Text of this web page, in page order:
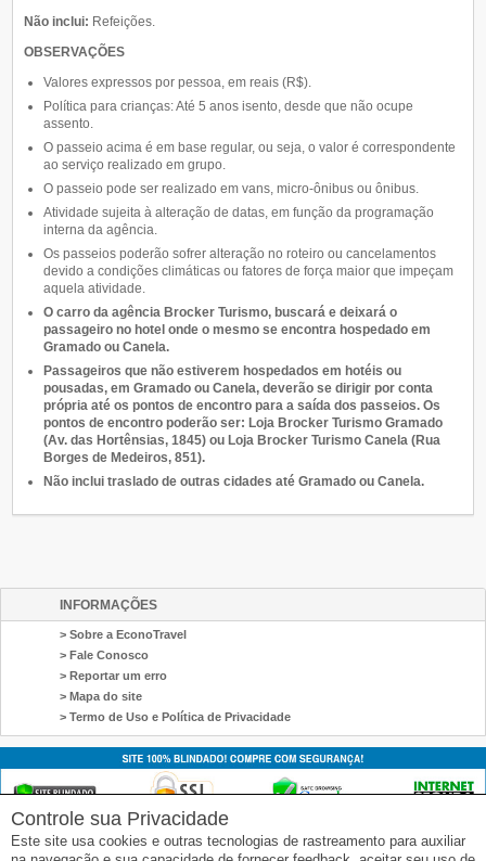
Não inclui: Refeições.
OBSERVAÇÕES
Valores expressos por pessoa, em reais (R$).
Política para crianças: Até 5 anos isento, desde que não ocupe
assento.
O passeio acima é em base regular, ou seja, o valor é correspondente
ao serviço realizado em grupo.
O passeio pode ser realizado em vans, micro-ônibus ou ônibus.
Atividade sujeita à alteração de datas, em função da programação
interna da agência.
Os passeios poderão sofrer alteração no roteiro ou cancelamentos
devido a condições climáticas ou fatores de força maior que impeçam
aquela atividade.
O carro da agência Brocker Turismo, buscará e deixará o
passageiro no hotel onde o mesmo se encontra hospedado em
Gramado ou Canela.
Passageiros que não estiverem hospedados em hotéis ou
pousadas, em Gramado ou Canela, deverão se dirigir por conta
própria até os pontos de encontro para a saída dos passeios. Os
pontos de encontro poderão ser: Loja Brocker Turismo Gramado
(Av. das Hortênsias, 1845) ou Loja Brocker Turismo Canela (Rua
Borges de Medeiros, 851).
Não inclui traslado de outras cidades até Gramado ou Canela.
INFORMAÇÕES
> Sobre a EconoTravel
> Fale Conosco
> Reportar um erro
> Mapa do site
> Termo de Uso e Política de Privacidade
Controle sua Privacidade
Este site usa cookies e outras tecnologias de rastreamento para auxiliar